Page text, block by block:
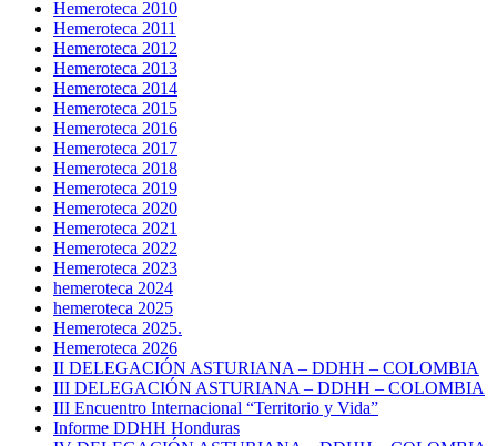
Hemeroteca 2010
Hemeroteca 2011
Hemeroteca 2012
Hemeroteca 2013
Hemeroteca 2014
Hemeroteca 2015
Hemeroteca 2016
Hemeroteca 2017
Hemeroteca 2018
Hemeroteca 2019
Hemeroteca 2020
Hemeroteca 2021
Hemeroteca 2022
Hemeroteca 2023
hemeroteca 2024
hemeroteca 2025
Hemeroteca 2025.
Hemeroteca 2026
II DELEGACIÓN ASTURIANA – DDHH – COLOMBIA
III DELEGACIÓN ASTURIANA – DDHH – COLOMBIA
III Encuentro Internacional “Territorio y Vida”
Informe DDHH Honduras